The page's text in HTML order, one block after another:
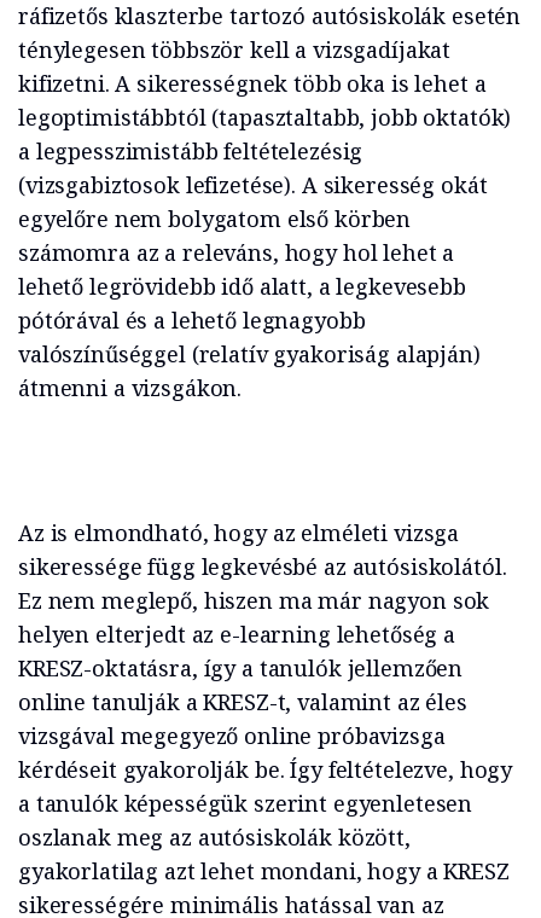
ráfizetős klaszterbe tartozó autósiskolák esetén
ténylegesen többször kell a vizsgadíjakat
kifizetni. A sikerességnek több oka is lehet a
legoptimistábbtól (tapasztaltabb, jobb oktatók)
a legpesszimistább feltételezésig
(vizsgabiztosok lefizetése). A sikeresség okát
egyelőre nem bolygatom első körben
számomra az a releváns, hogy hol lehet a
lehető legrövidebb idő alatt, a legkevesebb
pótórával és a lehető legnagyobb
valószínűséggel (relatív gyakoriság alapján)
átmenni a vizsgákon.
Az is elmondható, hogy az elméleti vizsga
sikeressége függ legkevésbé az autósiskolától.
Ez nem meglepő, hiszen ma már nagyon sok
helyen elterjedt az e-learning lehetőség a
KRESZ-oktatásra, így a tanulók jellemzően
online tanulják a KRESZ-t, valamint az éles
vizsgával megegyező online próbavizsga
kérdéseit gyakorolják be. Így feltételezve, hogy
a tanulók képességük szerint egyenletesen
oszlanak meg az autósiskolák között,
gyakorlatilag azt lehet mondani, hogy a KRESZ
sikerességére minimális hatással van az